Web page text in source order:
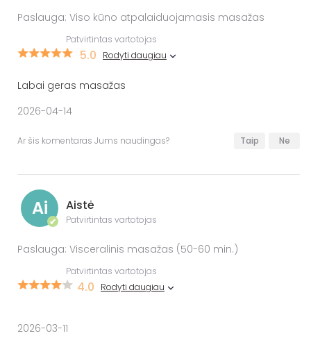
Paslauga: Viso kūno atpalaiduojamasis masažas
Patvirtintas vartotojas
5.0 Rodyti daugiau
Labai geras masažas
2026-04-14
Ar šis komentaras Jums naudingas? Taip Ne
Ai
✔
Aistė
Patvirtintas vartotojas
Paslauga: Visceralinis masažas (50-60 min.)
Patvirtintas vartotojas
4.0 Rodyti daugiau
2026-03-11